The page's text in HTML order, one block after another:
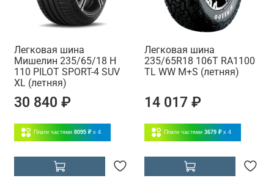
Легковая шина
Мишелин 235/65/18 H
110 PILOT SPORT-4 SUV
XL (летняя)
30 840 ₽
Плати частями 8095 ₽ x 4
Легковая шина
235/65R18 106T RA1100
TL WW M+S (летняя)
14 017 ₽
Плати частями 3679 ₽ x 4